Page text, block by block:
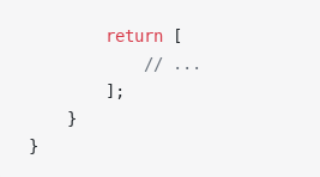
        return
[
            // ...
        ];
    }
}